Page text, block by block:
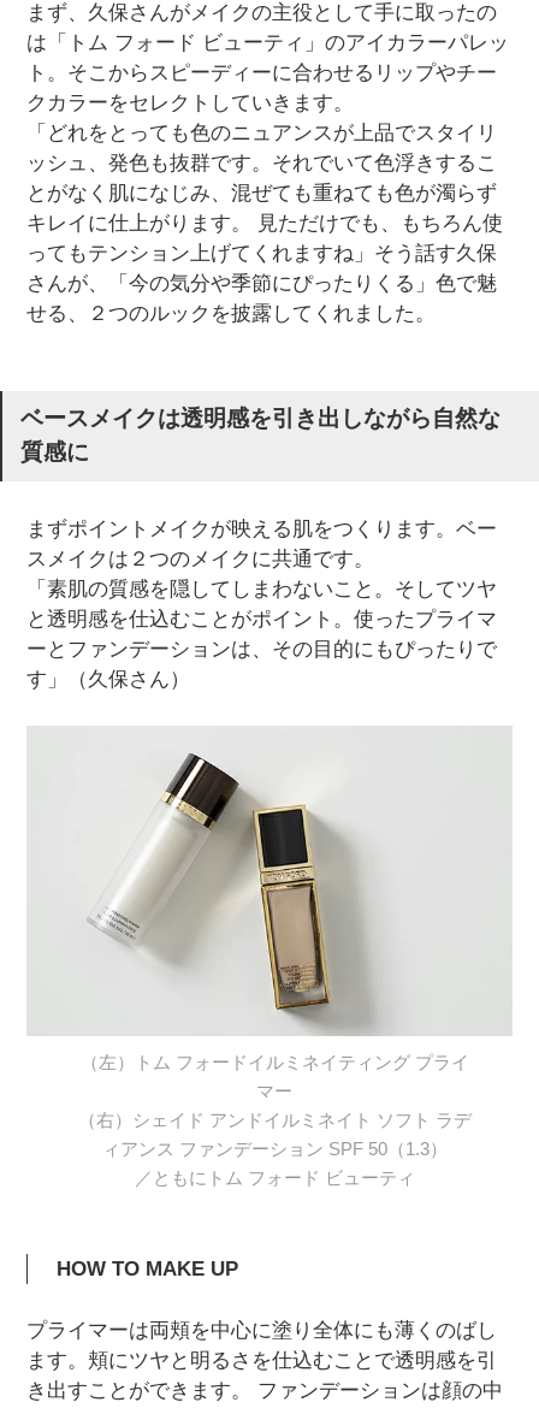
まず、久保さんがメイクの主役として手に取ったの
は「トム フォード ビューティ」のアイカラーパレッ
ト。そこからスピーディーに合わせるリップやチー
クカラーをセレクトしていきます。
「どれをとっても色のニュアンスが上品でスタイリ
ッシュ、発色も抜群です。それでいて色浮きするこ
とがなく肌になじみ、混ぜても重ねても色が濁らず
キレイに仕上がります。 見ただけでも、もちろん使
ってもテンション上げてくれますね」そう話す久保
さんが、「今の気分や季節にぴったりくる」色で魅
せる、２つのルックを披露してくれました。
ベースメイクは透明感を引き出しながら自然な
質感に
まずポイントメイクが映える肌をつくります。ベー
スメイクは２つのメイクに共通です。
「素肌の質感を隠してしまわないこと。そしてツヤ
と透明感を仕込むことがポイント。使ったプライマ
ーとファンデーションは、その目的にもぴったりで
す」（久保さん）
（左）トム フォードイルミネイティング プライ
マー
（右）シェイド アンドイルミネイト ソフト ラデ
ィアンス ファンデーション SPF 50（1.3）
／ともにトム フォード ビューティ
HOW TO MAKE UP
プライマーは両頬を中心に塗り全体にも薄くのばし
ます。頬にツヤと明るさを仕込むことで透明感を引
き出すことができます。 ファンデーションは顔の中